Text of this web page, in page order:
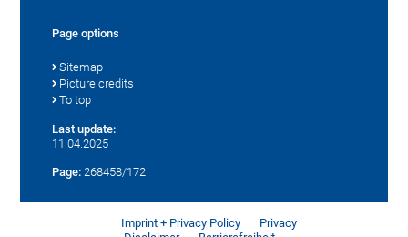
Page options
Sitemap
Picture credits
To top
Last update:
11.04.2025
Page: 268458/172
Imprint + Privacy Policy
Privacy